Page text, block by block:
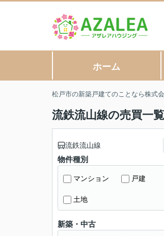
ホーム
松戸市の新築戸建てのことなら株式
流鉄流山線の売買一
流鉄流山線
物件種別
マンション 戸建
土地
新築・中古